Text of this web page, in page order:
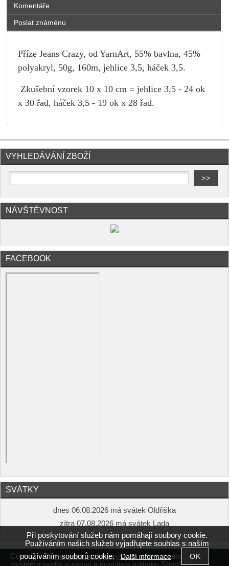
Komentáře
Poslat známénu
Příze Jeans Crazy, od YarnArt, 55% bavlna, 45%
polyakryl, 50g, 160m, jehlice 3,5, háček 3,5.
Zkušební vzorek 10 x 10 cm = jehlice 3,5 - 24 ok
x 30 řad, háček 3,5 - 19 ok x 28 řad.
VYHLEDÁVÁNÍ ZBOŽÍ
NÁVŠTĚVNOST
FACEBOOK
SVÁTKY
dnes 06.08.2026 má svátek Oldřiška
zítra 07.08.2026 má svátek Lada
Copyright ©www.obchudekgabrysa.cz,provozováno na
Při poskytování služeb nám pomáhají soubory cookie.
Používáním našich služeb vyjadřujete souhlas s naším
používáním souborů cookie.Další informace